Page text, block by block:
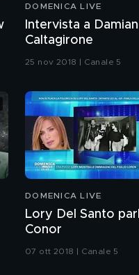
DOMENICA LIVE
Intervista a
Caltagirone
25 nov 2018 | Canale 5
DOMENICA LIVE
Lory Del Santo
Conor
07 ott 2018 | Canale 5